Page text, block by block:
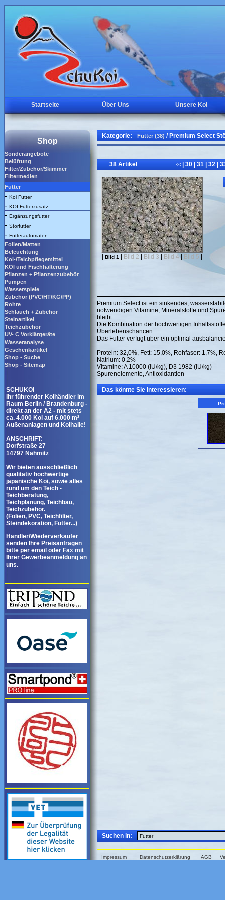
Startseite Über Uns Unsere Koi
Shop
Sonderangebote
Belüftung
Filter/Zubehör/Skimmer
Filtermedien
Futter
- Koi Futter
- KOI Futterzusatz
- Ergänzungsfutter
- Störfutter
- Futterautomaten
Folien/Matten
Beleuchtung
Koi-/Teichpflegemittel
KOI und Fischhälterung
Pflanzen + Pflanzenzubehör
Pumpen
Wasserspiele
Zubehör (PVC/HT/KG/PP)
Rohre
Schlauch + Zubehör
Steinartikel
Teichzubehör
UV- C Vorklärgeräte
Wasseranalyse
Geschenkartikel
Shop - Suche
Shop - Sitemap
SCHUKOI
Ihr führender Koihändler im
Raum Berlin / Brandenburg -
direkt an der A2 - mit stets
ca. 4.000 Koi auf 6.000 m²
Außenanlagen und Koihalle!
ANSCHRIFT:
Dorfstraße 27
14797 Nahmitz
Wir bieten ausschließlich
qualitativ hochwertige
japanische Koi, sowie alles
rund um den Teich -
Teichberatung,
Teichplanung, Teichbau,
Teichzubehör.
(Folien, PVC, Teichfilter,
Steindekoration, Futter...)
Händler/Wiederverkäufer
senden Ihre Preisanfragen
bitte per email oder Fax mit
Ihrer Gewerbeanmeldung an
uns.
Kategorie: Futter (38) / Premium Select
38 Artikel << 30 31 32
Bild 1 Bild 2 Bild 3 Bild 4| Bild 5
Premium Select ist ein sinkendes,
notwendigen Vitamine, Mineralstoffe und
bleibt.
Die Kombination der hochwertigen
Überlebenschancen.
Das Futter verfügt über ein optimal
Protein: 32,0%, Fett: 15,0%, Rohfaser: 1,7%,
Natrium: 0,2%
Vitamine: A 10000 (IU/kg), D3 1982 (IU/kg)
Spurenelemente, Antioxidantien
Das könnte Sie interessieren:
Suchen in:
Impressum Datenschutzerklärung AGB